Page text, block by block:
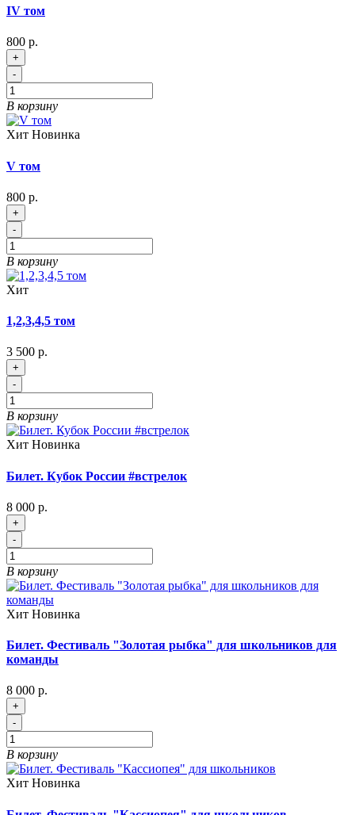
IV том
800 р.
+
-
В корзину
Хит Новинка
V том
800 р.
+
-
В корзину
Хит
1,2,3,4,5 том
3 500 р.
+
-
В корзину
Хит Новинка
Билет. Кубок России #встрелок
8 000 р.
+
-
В корзину
Хит Новинка
Билет. Фестиваль "Золотая рыбка" для школьников для
команды
8 000 р.
+
-
В корзину
Хит Новинка